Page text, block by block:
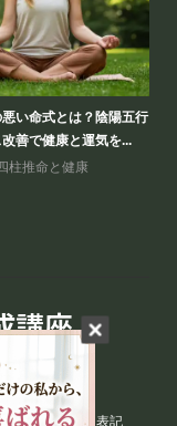
い命式とは？陰陽五行
善で健康と運気を...
柱推命と健康
講座
取引法に基づく表記